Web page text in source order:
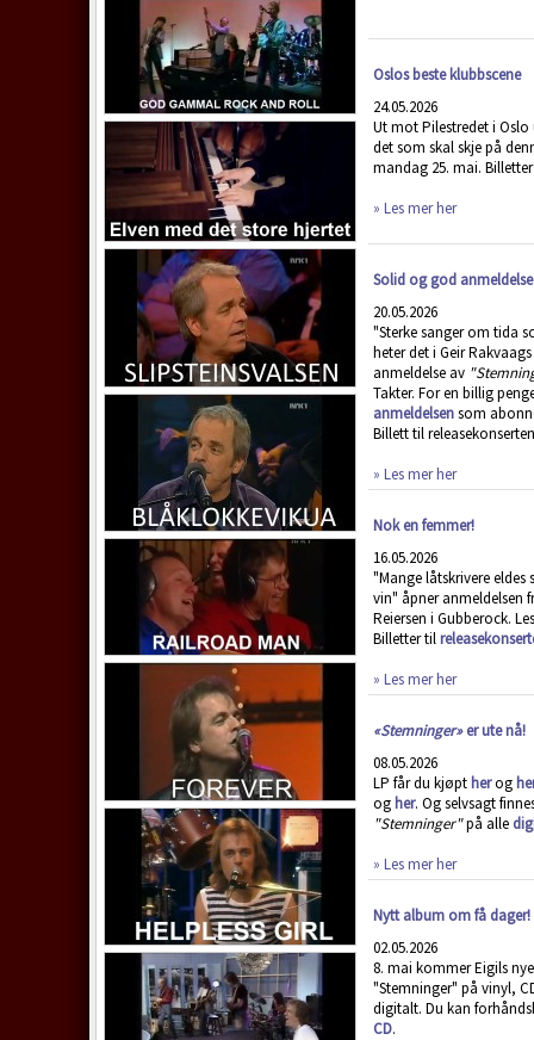
Oslos beste klubbscene
24.05.2026
Ut mot Pilestredet i Oslo
det som skal skje på
mandag 25. mai.
» Les mer her
Solid og god
20.05.2026
"Sterke sanger om tida
heter det i Geir
anmeldelse av
Takter. For en billig
anmeldelsensom
Billett til
» Les mer her
Nok en femmer!
16.05.2026
"Mange låtskrivere eldes
vin" åpner anmeldelsen
Reiersen i Gubberock.
Billetter til
» Les mer her
«Stemninger»er ute nå!
08.05.2026
LP får du kjøpt herog
og her. Og selvsagt
"Stemninger"på alle
» Les mer her
Nytt album om få dager!
02.05.2026
8. mai kommer Eigils
"Stemninger" på vinyl,
digitalt. Du kan
CD.